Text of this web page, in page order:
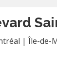
| Île-de-